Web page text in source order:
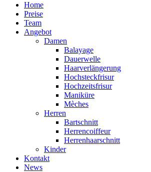
Home
Preise
Team
Angebot
Damen
Balayage
Dauerwelle
Haarverlängerung
Hochsteckfrisur
Hochzeitsfrisur
Maniküre
Mèches
Herren
Bartschnitt
Herrencoiffeur
Herrenhaarschnitt
Kinder
Kontakt
News